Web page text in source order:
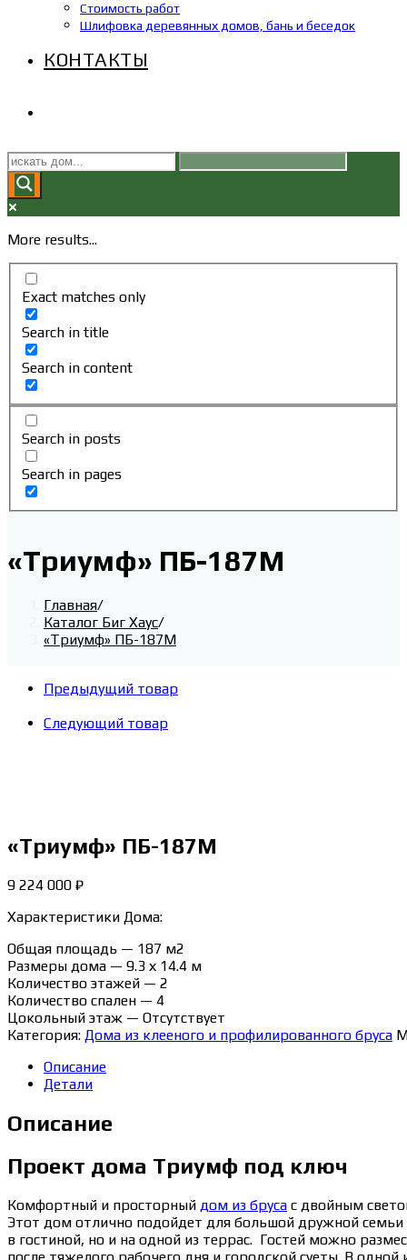
Стоимость работ
Шлифовка деревянных домов, бань и беседок
КОНТАКТЫ
ПОИСК
ПО
ВЕБ-
More results...
Exact matches only
Search in title
Search in content
Search in posts
Search in pages
«Триумф» ПБ-187М
Главная/
Каталог Биг Хаус/
«Триумф» ПБ-187М
Предыдущий товар
Следующий товар
«Триумф» ПБ-187М
9 224 000 ₽
Характеристики Дома:
Общая площадь — 187 м2
Размеры дома — 9.3 х 14.4 м
Количество этажей — 2
Количество спален — 4
Цокольный этаж — Отсутствует
Категория: Дома из клееного и профилированного бруса
Описание
Детали
Описание
Проект дома Триумф под ключ
Комфортный и просторный дом из бруса с двойным
Этот дом отлично подойдет для большой дружной
в гостиной, но и на одной из террас. Гостей можно
после тяжелого рабочего дня и городской суеты. В